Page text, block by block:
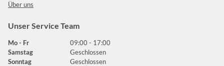
Über uns
Unser Service Team
Mo - Fr
09:00 - 17:00
Samstag
Geschlossen
Sonntag
Geschlossen